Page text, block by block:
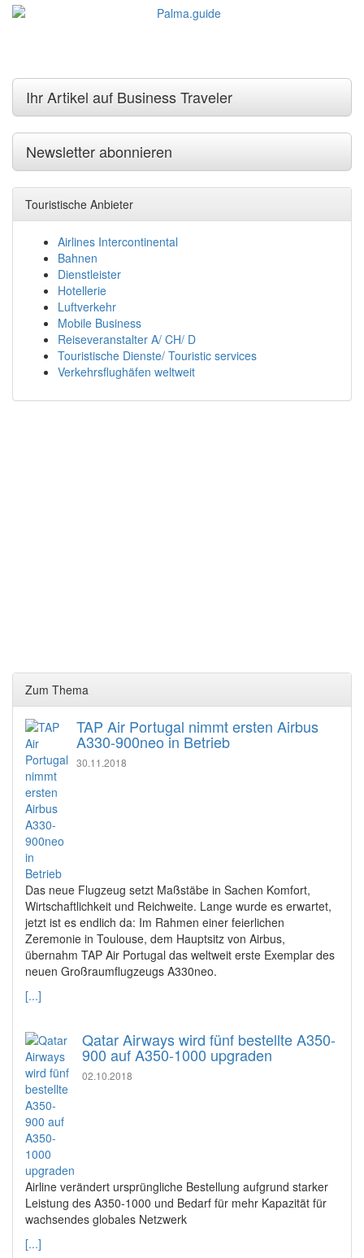
Ihr Artikel auf Business Traveler
Newsletter abonnieren
Touristische Anbieter
Airlines Intercontinental
Bahnen
Dienstleister
Hotellerie
Luftverkehr
Mobile Business
Reiseveranstalter A/ CH/ D
Touristische Dienste/ Touristic services
Verkehrsflughäfen weltweit
Zum Thema
TAP Air Portugal nimmt ersten Airbus
A330-900neo in Betrieb
30.11.2018
Das neue Flugzeug setzt Maßstäbe in Sachen Komfort,
Wirtschaftlichkeit und Reichweite. Lange wurde es erwartet,
jetzt ist es endlich da: Im Rahmen einer feierlichen
Zeremonie in Toulouse, dem Hauptsitz von Airbus,
übernahm TAP Air Portugal das weltweit erste Exemplar des
neuen Großraumflugzeugs A330neo.
[...]
Qatar Airways wird fünf bestellte A350-
900 auf A350-1000 upgraden
02.10.2018
Airline verändert ursprüngliche Bestellung aufgrund starker
Leistung des A350-1000 und Bedarf für mehr Kapazität für
wachsendes globales Netzwerk
[...]